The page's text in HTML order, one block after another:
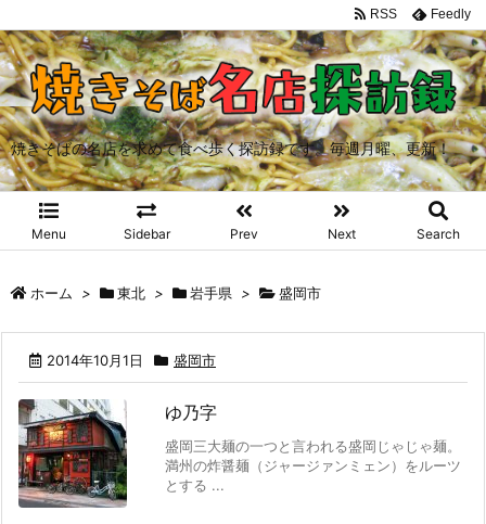
焼きそばの名店を求めて食べ歩く探訪録です。毎週月曜、更新！
Menu Sidebar Prev Next Search
RSS Feedly
ホーム > 東北 > 岩手県 > 盛岡市
2014年10月1日 盛岡市
ゆ乃字
盛岡三大麺の一つと言われる盛岡じゃじゃ麺。
満州の炸醤麺（ジャージァンミェン）をルーツ
とする ...